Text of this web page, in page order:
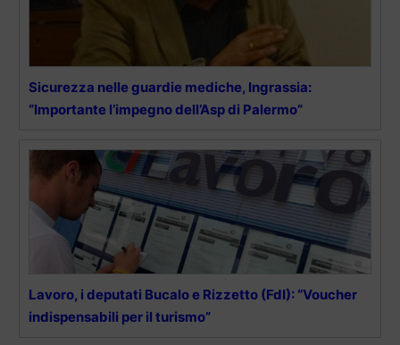
Sicurezza nelle guardie mediche, Ingrassia:
“Importante l’impegno dell’Asp di Palermo”
Lavoro, i deputati Bucalo e Rizzetto (FdI): “Voucher
indispensabili per il turismo”